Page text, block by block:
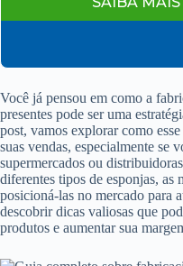
Você já pensou em como a
presentes pode ser uma
post, vamos explorar como
suas vendas, especialmente se
supermercados ou
diferentes tipos de esponjas, as
posicioná-las no mercado para
descobrir dicas valiosas que
produtos e aumentar sua